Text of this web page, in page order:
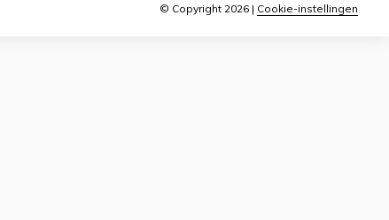
© Copyright 2026 | Cookie-instellingen